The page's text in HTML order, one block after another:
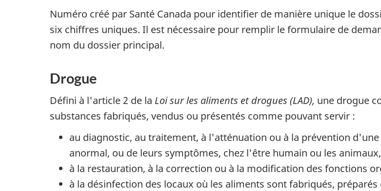
Numéro créé par Santé Canada pour identifier de manière unique le
six chiffres uniques. Il est nécessaire pour remplir le formulaire de
nom du dossier principal.
Drogue
Défini à l'article 2 de la Loi sur les aliments et drogues (LAD), une drogue
substances fabriqués, vendus ou présentés comme pouvant servir :
au diagnostic, au traitement, à l'atténuation ou à la prévention
anormal, ou de leurs symptômes, chez l'être humain ou les animaux,
à la restauration, à la correction ou à la modification des fonctions
à la désinfection des locaux où les aliments sont fabriqués, préparés